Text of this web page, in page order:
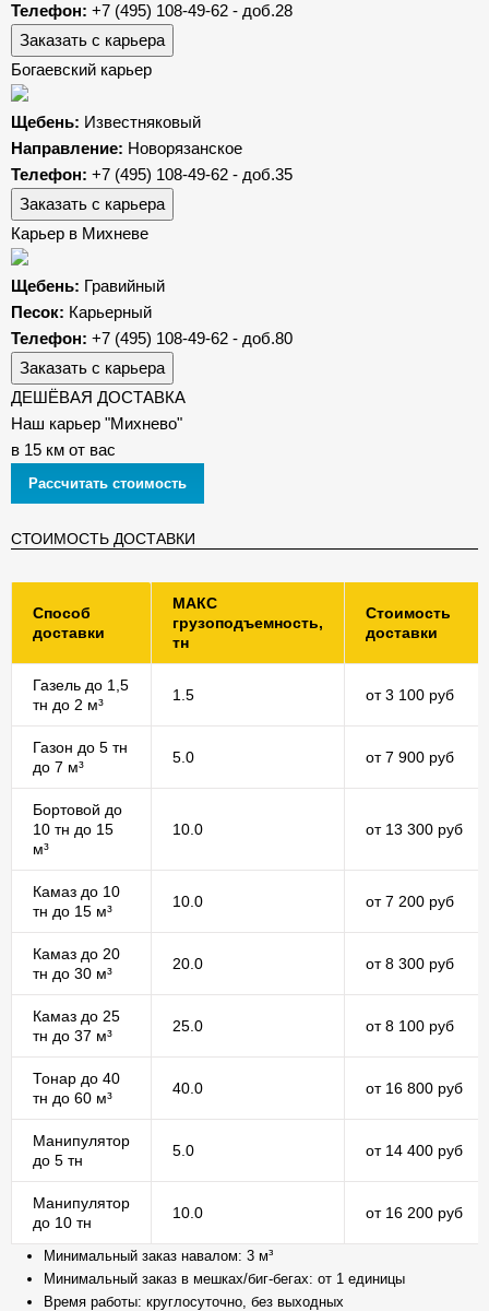
Телефон: +7 (495) 108-49-62 - доб.28
Заказать с карьера
Богаевский карьер
Щебень: Известняковый
Направление: Новорязанское
Телефон: +7 (495) 108-49-62 - доб.35
Заказать с карьера
Карьер в Михневе
Щебень: Гравийный
Песок: Карьерный
Телефон: +7 (495) 108-49-62 - доб.80
Заказать с карьера
ДЕШЁВАЯ ДОСТАВКА
Наш карьер "Михнево"
в 15 км от вас
Рассчитать стоимость
СТОИМОСТЬ ДОСТАВКИ
Способ
доставки
МАКС
грузоподъемность,
тн
Стоимость
доставки
Газель до 1,5
тн до 2 м³
1.5 от 3 100 руб
Газон до 5 тн
до 7 м³
5.0 от 7 900 руб
Бортовой до
10 тн до 15
м³
10.0 от 13 300 руб
Камаз до 10
тн до 15 м³
10.0 от 7 200 руб
Камаз до 20
тн до 30 м³
20.0 от 8 300 руб
Камаз до 25
тн до 37 м³
25.0 от 8 100 руб
Тонар до 40
тн до 60 м³
40.0 от 16 800 руб
Манипулятор
до 5 тн
5.0 от 14 400 руб
Манипулятор
до 10 тн
10.0 от 16 200 руб
Минимальный заказ навалом: 3 м³
Минимальный заказ в мешках/биг-бегах: от 1 единицы
Время работы: круглосуточно, без выходных